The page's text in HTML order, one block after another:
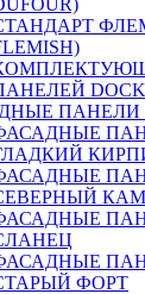
ПАНЕЛИ
ФОРТ